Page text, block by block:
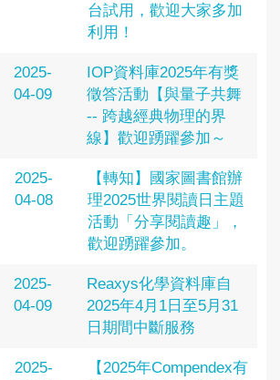
台試用，歡迎大家多加
利用！
2025-
04-09
IOP資料庫2025年有獎
徵答活動【與量子共舞
-- 跨越經典物理的界
線】歡迎踴躍參加～
2025-
04-08
【轉知】國家圖書館辦
理2025世界閱讀日主題
活動「分享閱讀趣」，
歡迎踴躍參加。
2025-
04-09
Reaxys化學資料庫自
2025年4月1日至5月31
日期間中斷服務
2025-
【2025年Compendex有